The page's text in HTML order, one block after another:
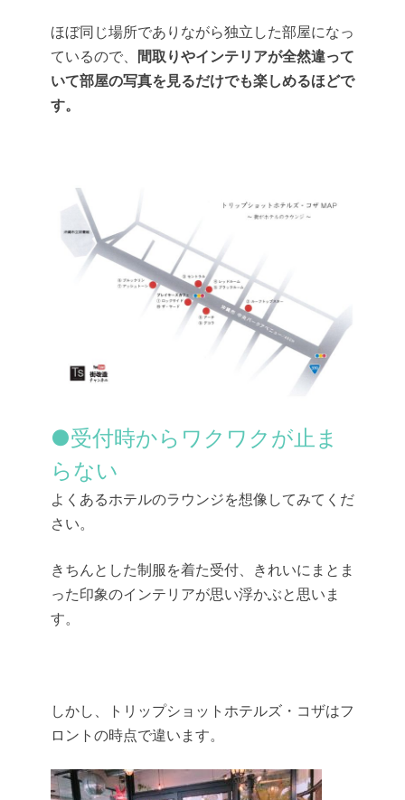
ほぼ同じ場所でありながら独立した部屋になっ
ているので、 間取りやインテリアが全然違って
いて部屋の写真を見るだけでも楽しめるほどで
す。
●受付時からワクワクが止ま
らない
よくあるホテルのラウンジを想像してみてくだ
さい。
きちんとした制服を着た受付、きれいにまとま
った印象のインテリアが思い浮かぶと思いま
す。
しかし、トリップショットホテルズ・コザはフ
ロントの時点で違います。